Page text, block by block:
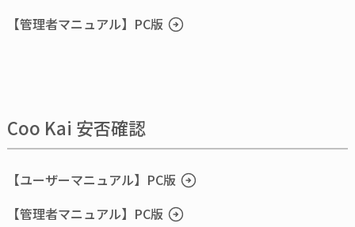
【管理者マニュアル】PC版
Coo Kai 安否確認
【ユーザーマニュアル】PC版
【管理者マニュアル】PC版